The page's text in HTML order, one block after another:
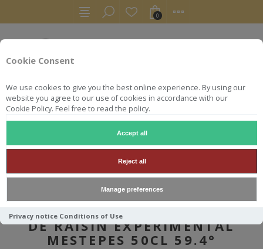
Cookie Consent
We use cookies to give you the best online experience. By using our
website you agree to our use of cookies in accordance with our
Cookie Policy. Feel free to read the policy.
Accept all
Reject all
Manage preferences
Privacy notice Conditions of Use
0
SWELL DE SPIRITS EAU DE VIE DE RAISIN EXPERIMENTAL
SWELL DE SPIRITS EAU DE VIE
DE RAISIN EXPERIMENTAL
MESTEPES 50CL 59.4°